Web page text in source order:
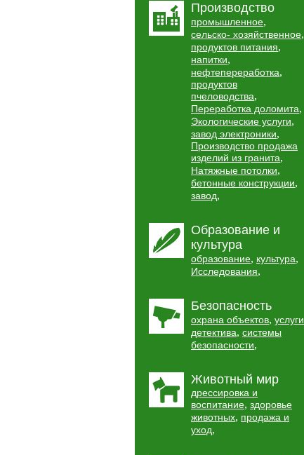
Производство
промышленное,
сельско- хозяйственное,
продуктов питания,
напитки,
нефтепереработка,
продуктов
пчеловодства,
Переработка доломита,
Экологические услуги,
завод электроники,
Производство продажа
изделий из гранита,
Натяжные потолки,
бетонные конструкции,
завод,
Образование и
культура
образование, культура,
Исследования,
Безопасность
охрана объектов, услуги
детектива, системы
безопасности,
Животный мир
дрессировка и
воспитание, здоровье
животных, продажа и
уход,